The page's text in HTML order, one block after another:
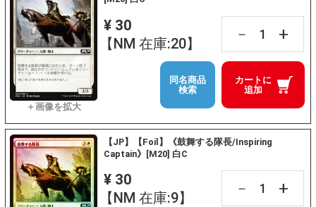
¥ 30
【NM 在庫:20】
－ +
カートに
追加
同名商品
検索
【JP】【Foil】《鼓舞する隊長/Inspiring
Captain》[M20] 白C
¥ 30
【NM 在庫:9】
－ +